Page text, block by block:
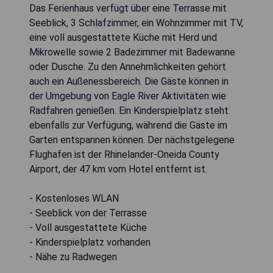
Das Ferienhaus verfügt über eine Terrasse mit
Seeblick, 3 Schlafzimmer, ein Wohnzimmer mit TV,
eine voll ausgestattete Küche mit Herd und
Mikrowelle sowie 2 Badezimmer mit Badewanne
oder Dusche. Zu den Annehmlichkeiten gehört
auch ein Außenessbereich. Die Gäste können in
der Umgebung von Eagle River Aktivitäten wie
Radfahren genießen. Ein Kinderspielplatz steht
ebenfalls zur Verfügung, während die Gäste im
Garten entspannen können. Der nächstgelegene
Flughafen ist der Rhinelander-Oneida County
Airport, der 47 km vom Hotel entfernt ist.
- Kostenloses WLAN
- Seeblick von der Terrasse
- Voll ausgestattete Küche
- Kinderspielplatz vorhanden
- Nähe zu Radwegen